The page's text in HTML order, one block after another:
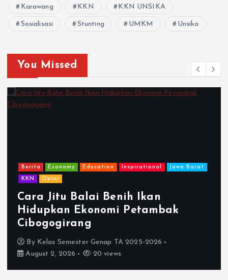
Karawang KKN KKN UNSIKA
Sosialisasi Stunting UMKM Unsika
You Missed
Berita Economy Education Inspirational Jawa Barat
KKN Opini
Cara Jitu Balai Benih Ikan
Hidupkan Ekonomi Petambak
Cibogogirang
By Kelas Semester Genap TA 2025-2026
August 2, 2026
20 views